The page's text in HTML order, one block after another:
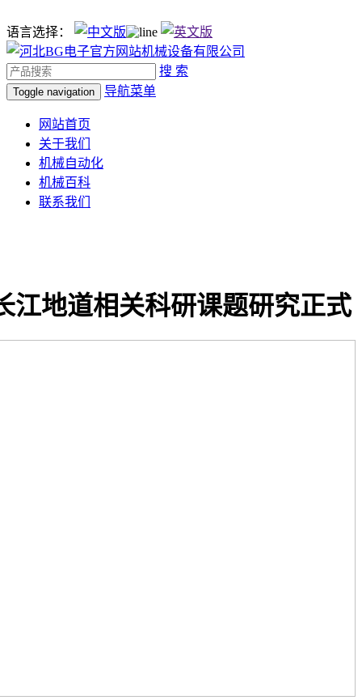
语言选择：
搜 索
Toggle navigation 导航菜单
网站首页
关于我们
机械自动化
机械百科
联系我们
江地道相关科研课题研究正式